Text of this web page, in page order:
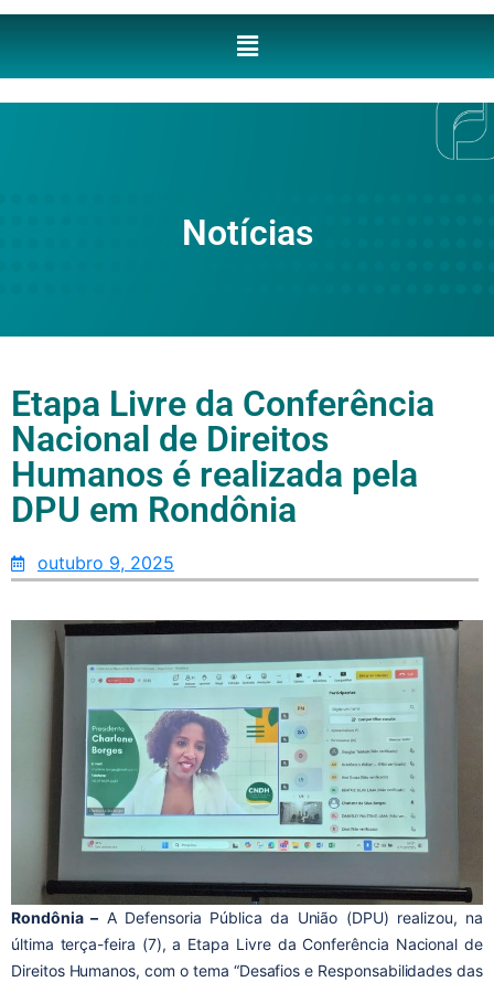
Notícias
Etapa Livre da Conferência
Nacional de Direitos
Humanos é realizada pela
DPU em Rondônia
outubro 9, 2025
Rondônia –A Defensoria Pública da União (DPU) realizou, na
última terça-feira (7), a Etapa Livre da Conferência Nacional de
Direitos Humanos, com o tema “Desafios e Responsabilidades das